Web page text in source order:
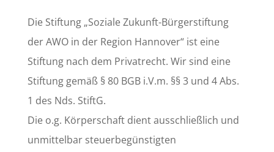
Die Stiftung „Soziale Zukunft-Bürgerstiftung
der AWO in der Region Hannover“ ist eine
Stiftung nach dem Privatrecht. Wir sind eine
Stiftung gemäß § 80 BGB i.V.m. §§ 3 und 4 Abs.
1 des Nds. StiftG.
Die o.g. Körperschaft dient ausschließlich und
unmittelbar steuerbegünstigten